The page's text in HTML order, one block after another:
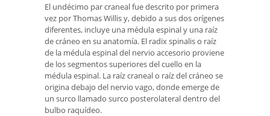
El undécimo par craneal fue descrito por primera
vez por Thomas Willis y, debido a sus dos orígenes
diferentes, incluye una médula espinal y una raíz
de cráneo en su anatomía. El radix spinalis o raíz
de la médula espinal del nervio accesorio proviene
de los segmentos superiores del cuello en la
médula espinal. La raíz craneal o raíz del cráneo se
origina debajo del nervio vago, donde emerge de
un surco llamado surco posterolateral dentro del
bulbo raquídeo.